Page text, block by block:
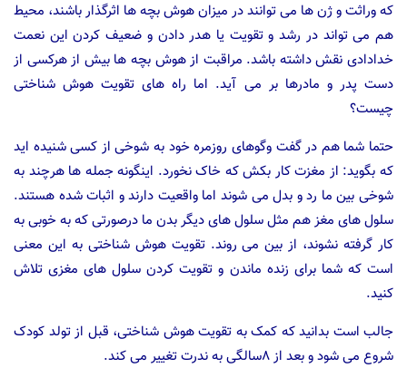
که وراثت و ژن ها می توانند در میزان هوش بچه ها اثرگذار باشند، محیط
هم می تواند در رشد و تقویت یا هدر دادن و ضعیف کردن این نعمت
خدادادی نقش داشته باشد. مراقبت از هوش بچه ها بیش از هرکسی از
دست پدر و مادرها بر می آید. اما راه های تقویت هوش شناختی
چیست؟
حتما شما هم در گفت وگوهای روزمره خود به شوخی از کسی شنیده اید
که بگوید: از مغزت کار بکش که خاک نخورد. اینگونه جمله ها هرچند به
شوخی بین ما رد و بدل می شوند اما واقعیت دارند و اثبات شده هستند.
سلول های مغز هم مثل سلول های دیگر بدن ما درصورتی که به خوبی به
کار گرفته نشوند، از بین می روند. تقویت هوش شناختی به این معنی
است که شما برای زنده ماندن و تقویت کردن سلول های مغزی تلاش
کنید.
جالب است بدانید که کمک به تقویت هوش شناختی، قبل از تولد کودک
شروع می شود و بعد از ۸سالگی به ندرت تغییر می کند.